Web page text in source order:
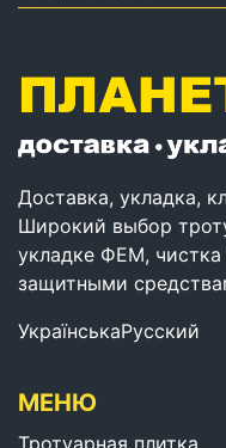
Доставка, укладка,
Широкий выбор
укладке ФЕМ, чистка
защитными
УкраїнськаРусский
МЕНЮ
Тротуарная плитка